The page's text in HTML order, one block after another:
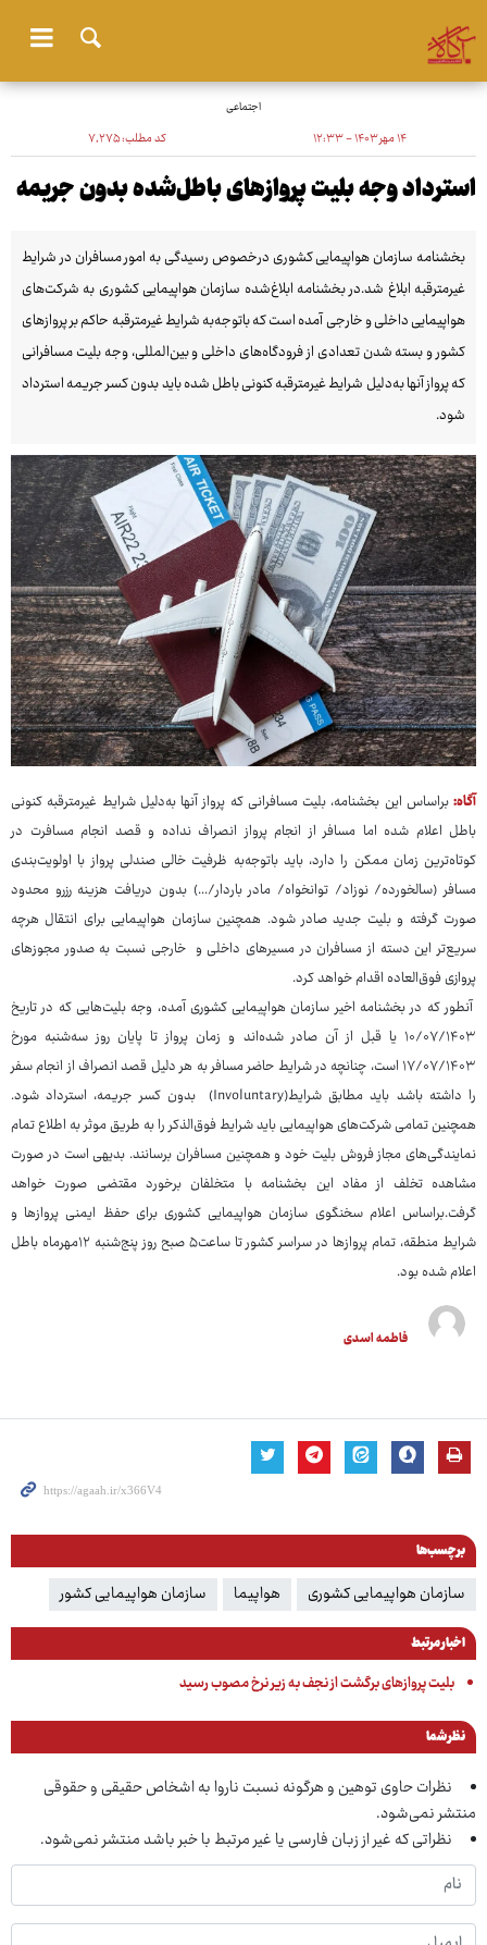
اجتماعی
۱۴ مهر ۱۴۰۳ - ۱۲:۳۳ کد مطلب:۷٬۲۷۵
استرداد وجه بلیت‌ پروازهای باطل‌شده بدون جریمه
بخشنامه سازمان هواپیمایی کشوری درخصوص رسیدگی به امور مسافران در شرایط
غیرمترقبه ابلاغ شد.در بخشنامه ابلاغ‌شده سازمان هواپیمایی کشوری به شرکت‌های
هواپیمایی داخلی و خارجی آمده است که باتوجه‌به شرایط غیرمترقبه حاکم بر پروازهای
کشور و بسته شدن تعدادی از فرودگاه‌های داخلی و بین‌المللی، وجه بلیت مسافرانی
که پرواز آنها به‌دلیل شرایط غیرمترقبه کنونی باطل شده باید بدون کسر جریمه استرداد
شود.
آگاه:براساس این بخشنامه، بلیت مسافرانی که پرواز آنها به‌دلیل شرایط غیرمترقبه کنونی
باطل اعلام شده اما مسافر از انجام پرواز انصراف نداده و قصد انجام مسافرت در
کوتاه‌ترین زمان ممکن را دارد، باید باتوجه‌به ظرفیت خالی صندلی پرواز با اولویت‌بندی
مسافر (سالخورده/ نوزاد/ توانخواه/ مادر باردار/...) بدون دریافت هزینه رزرو محدود
صورت‌ گرفته و بلیت جدید صادر شود. همچنین سازمان هواپیمایی برای انتقال هرچه
سریع‌تر این دسته از مسافران در مسیرهای داخلی و خارجی نسبت به صدور مجوزهای
پروازی فوق‌العاده اقدام خواهد کرد.
آنطور که در بخشنامه اخیر سازمان هواپیمایی کشوری آمده، وجه بلیت‌هایی که در تاریخ
۱۰/۰۷/۱۴۰۳ یا قبل از آن صادر شده‌اند و زمان پرواز تا پایان روز سه‌شنبه مورخ
۱۷/۰۷/۱۴۰۳ است، چنانچه در شرایط حاضر مسافر به هر دلیل قصد انصراف از انجام سفر
را داشته باشد باید مطابق شرایط(Involuntary) بدون کسر جریمه، استرداد شود.
همچنین تمامی شرکت‌های هواپیمایی باید شرایط فوق‌الذکر را به طریق موثر به اطلاع تمام
نمایندگی‌های مجاز فروش بلیت خود و همچنین مسافران برسانند. بدیهی است در صورت
مشاهده تخلف از مفاد این بخشنامه با متخلفان برخورد مقتضی صورت خواهد
گرفت.براساس اعلام سخنگوی سازمان هواپیمایی کشوری برای حفظ ایمنی پروازها و
شرایط منطقه، تمام پروازها در سراسر کشور تا ساعت۵ صبح روز پنج‌شنبه ۱۲مهرماه باطل
اعلام شده بود.
فاطمه اسدی
برچسب‌ها
سازمان هواپیمایی کشوری هواپیما سازمان هواپیمایی کشور
اخبار مرتبط
بلیت پروازهای برگشت از نجف به زیر نرخ مصوب رسید
نظر شما
نظرات حاوی توهین و هرگونه نسبت ناروا به اشخاص حقیقی و حقوقی
منتشر نمی‌شود.
نظراتی که غیر از زبان فارسی یا غیر مرتبط با خبر باشد منتشر نمی‌شود.